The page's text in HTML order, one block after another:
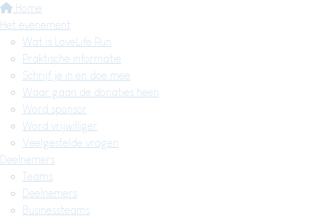
Home
Het evenement
Wat is LoveLife Run
Praktische informatie
Schrijf je in en doe mee
Waar gaan de donaties heen
Word sponsor
Word vrijwilliger
Veelgestelde vragen
Deelnemers
Teams
Deelnemers
Businessteams